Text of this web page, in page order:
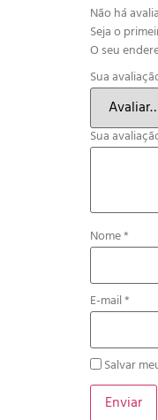
Não há
Seja o
O seu
Sua
Sua
Nome*
E-mail*
Salvar